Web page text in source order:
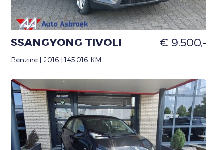
SSANGYONG TIVOLI € 9.500,-
Benzine | 2016 | 145.016 KM